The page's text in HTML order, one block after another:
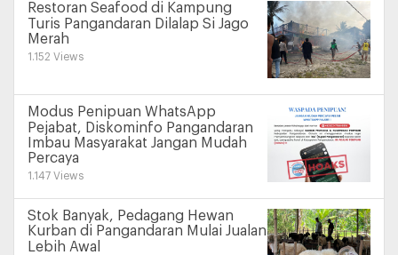
Restoran Seafood di Kampung
Turis Pangandaran Dilalap Si Jago
Merah
1.152 Views
Modus Penipuan WhatsApp
Pejabat, Diskominfo Pangandaran
Imbau Masyarakat Jangan Mudah
Percaya
1.147 Views
Stok Banyak, Pedagang Hewan
Kurban di Pangandaran Mulai Jualan
Lebih Awal